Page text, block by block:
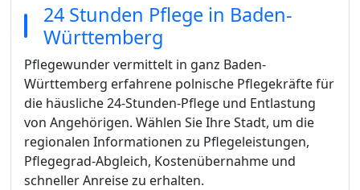
24 Stunden Pflege in Baden-
Württemberg
Pflegewunder vermittelt in ganz Baden-
Württemberg erfahrene polnische Pflegekräfte für
die häusliche 24-Stunden-Pflege und Entlastung
von Angehörigen. Wählen Sie Ihre Stadt, um die
regionalen Informationen zu Pflegeleistungen,
Pflegegrad-Abgleich, Kostenübernahme und
schneller Anreise zu erhalten.